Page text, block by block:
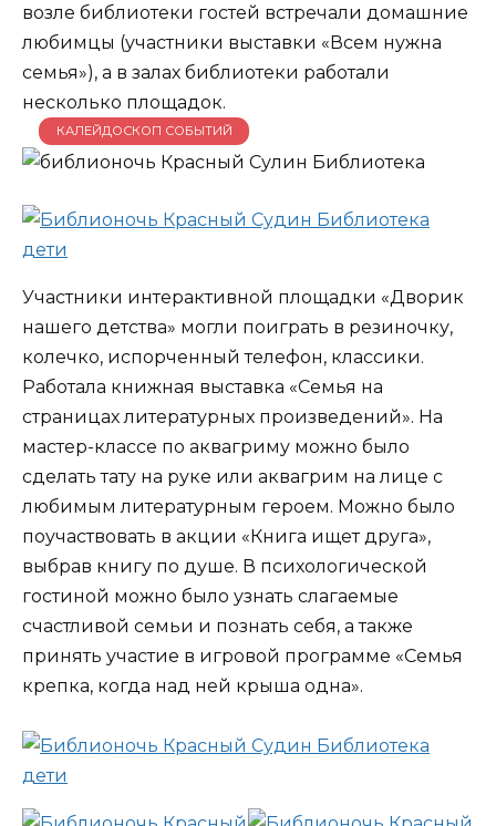
возле библиотеки гостей встречали домашние
любимцы (участники выставки «Всем нужна
семья»), а в залах библиотеки работали
несколько площадок.
КАЛЕЙДОСКОП СОБЫТИЙ
Участники интерактивной площадки «Дворик
нашего детства» могли поиграть в резиночку,
колечко, испорченный телефон, классики.
Работала книжная выставка «Семья на
страницах литературных произведений». На
мастер-классе по аквагриму можно было
сделать тату на руке или аквагрим на лице с
любимым литературным героем. Можно было
поучаствовать в акции «Книга ищет друга»,
выбрав книгу по душе. В психологической
гостиной можно было узнать слагаемые
счастливой семьи и познать себя, а также
принять участие в игровой программе «Семья
крепка, когда над ней крыша одна».